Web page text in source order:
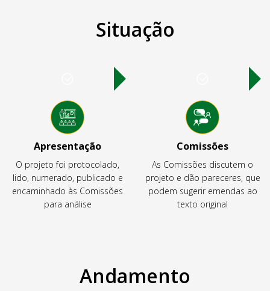
Situação
Apresentação
O projeto foi protocolado,
lido, numerado, publicado e
encaminhado às Comissões
para análise
Comissões
As Comissões discutem o
projeto e dão pareceres, que
podem sugerir emendas ao
texto original
Andamento